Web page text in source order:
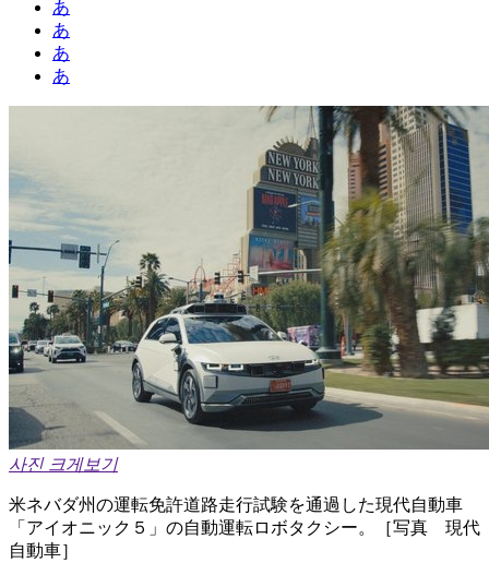
あ
あ
あ
あ
사진 크게보기
米ネバダ州の運転免許道路走行試験を通過した現代自動車
「アイオニック５」の自動運転ロボタクシー。［写真 現代
自動車］